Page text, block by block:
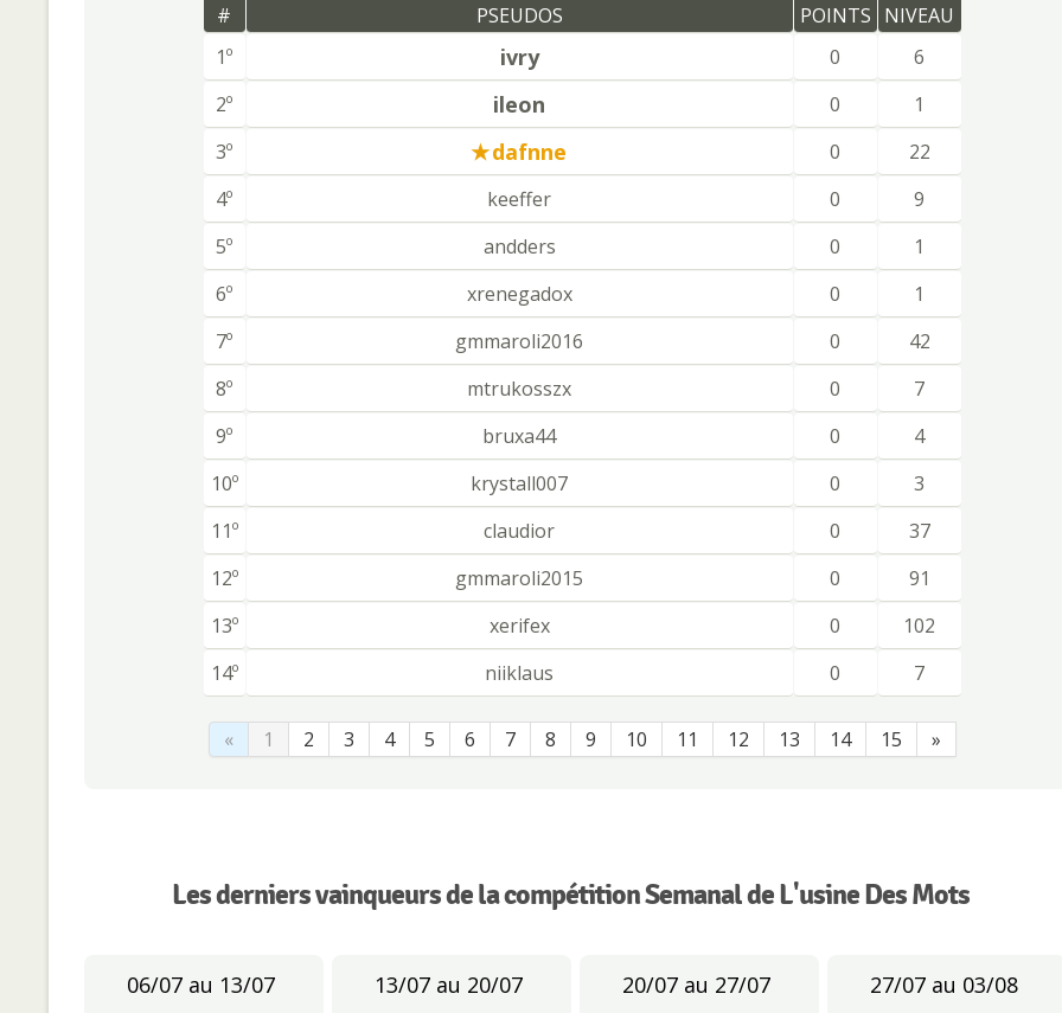
# PSEUDOS POINTS NIVEAU
1º
ivry 0
6
2º
ileon 0
1
3º
dafnne 0
22
4º
keeffer 0
9
5º
andders 0
1
6º
xrenegadox 0
1
7º
gmmaroli2016 0
42
8º
mtrukosszx 0
7
9º
bruxa44 0
4
10º
krystall007 0
3
11º
claudior 0
37
12º
gmmaroli2015 0
91
13º
xerifex 0
102
14º
niiklaus 0 7
« 1 2 3 4 5 6 7 8 9 10 11 12 13 14 15 »
Les derniers vainqueurs de la compétition Semanal de L'usine Des Mots
06/07 au 13/07 13/07 au 20/07 20/07 au 27/07 27/07 au 03/08